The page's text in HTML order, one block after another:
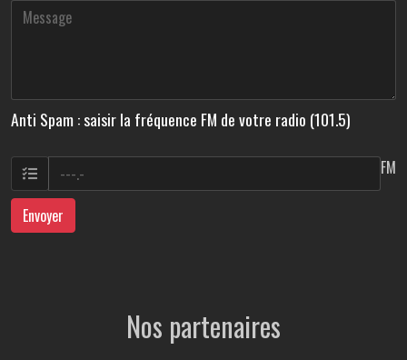
Anti Spam : saisir la fréquence FM de votre radio (101.5)
FM
Envoyer
Nos partenaires